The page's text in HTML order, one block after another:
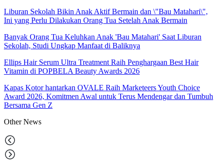
Liburan Sekolah Bikin Anak Aktif Bermain dan \"Bau Matahari\",
Ini yang Perlu Dilakukan Orang Tua Setelah Anak Bermain
Banyak Orang Tua Keluhkan Anak 'Bau Matahari' Saat Liburan
Sekolah, Studi Ungkap Manfaat di Baliknya
Ellips Hair Serum Ultra Treatment Raih Penghargaan Best Hair
Vitamin di POPBELA Beauty Awards 2026
Kapas Kotor hantarkan OVALE Raih Marketeers Youth Choice
Award 2026, Komitmen Awal untuk Terus Mendengar dan Tumbuh
Bersama Gen Z
OtherNews